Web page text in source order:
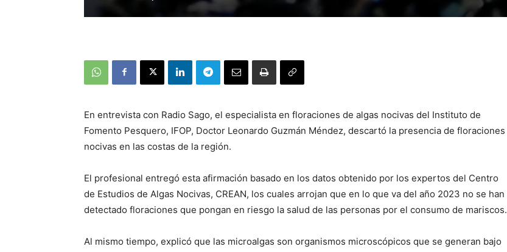
En entrevista con Radio Sago, el especialista en floraciones de algas nocivas del Instituto de
Fomento Pesquero, IFOP, Doctor Leonardo Guzmán Méndez, descartó la presencia de floraciones
nocivas en las costas de la región.
El profesional entregó esta afirmación basado en los datos obtenido por los expertos del Centro
de Estudios de Algas Nocivas, CREAN, los cuales arrojan que en lo que va del año 2023 no se han
detectado floraciones que pongan en riesgo la salud de las personas por el consumo de mariscos.
Al mismo tiempo, explicó que las microalgas son organismos microscópicos que se generan bajo